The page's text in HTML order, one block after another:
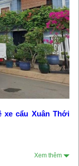
xe cẩu Xuân Thới
Xem thêm